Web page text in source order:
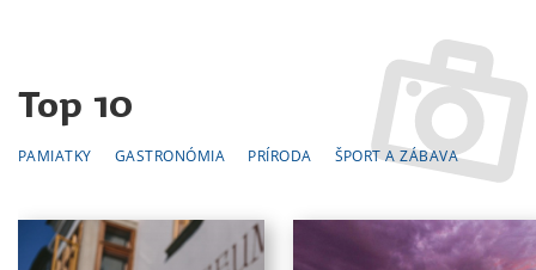
Top 10
PAMIATKY GASTRONÓMIA PRÍRODA ŠPORT A ZÁBAVA